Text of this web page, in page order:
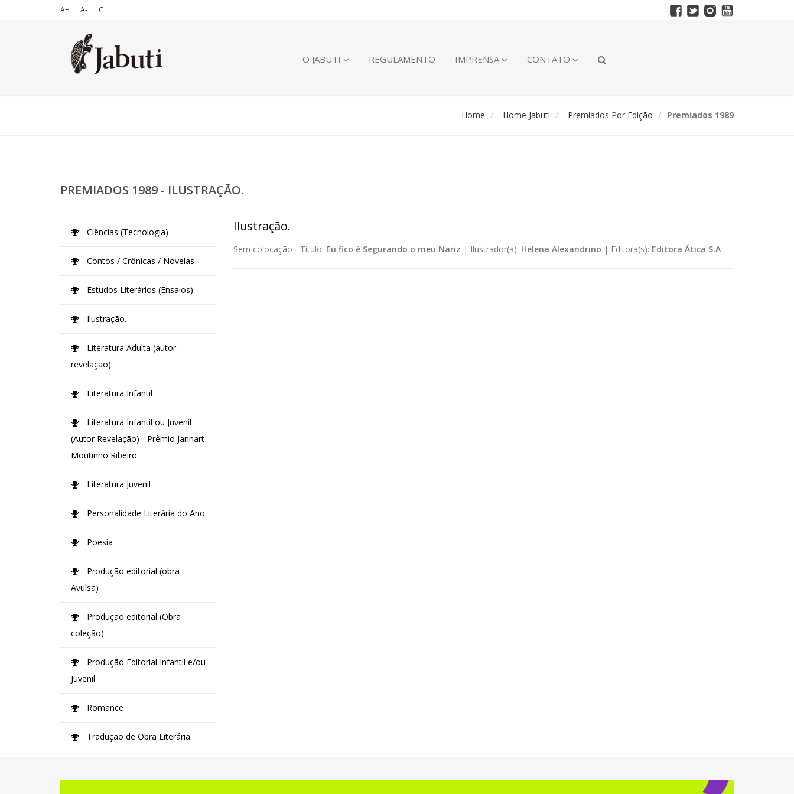
A+ A- C
O JABUTI REGULAMENTO IMPRENSA CONTATO
Home Home Jabuti Premiados Por Edição Premiados 1989
PREMIADOS 1989 - ILUSTRAÇÃO.
Ilustração.
Sem colocação - Título: Eu fico é Segurando o meu Nariz | Ilustrador(a): Helena Alexandrino | Editora(s): Editora Ática S.A
Ciências (Tecnologia)
Contos / Crônicas / Novelas
Estudos Literários (Ensaios)
Ilustração.
Literatura Adulta (autor
revelação)
Literatura Infantil
Literatura Infantil ou Juvenil
(Autor Revelação) - Prêmio Jannart
Moutinho Ribeiro
Literatura Juvenil
Personalidade Literária do Ano
Poesia
Produção editorial (obra
Avulsa)
Produção editorial (Obra
coleção)
Produção Editorial Infantil e/ou
Juvenil
Romance
Tradução de Obra Literária